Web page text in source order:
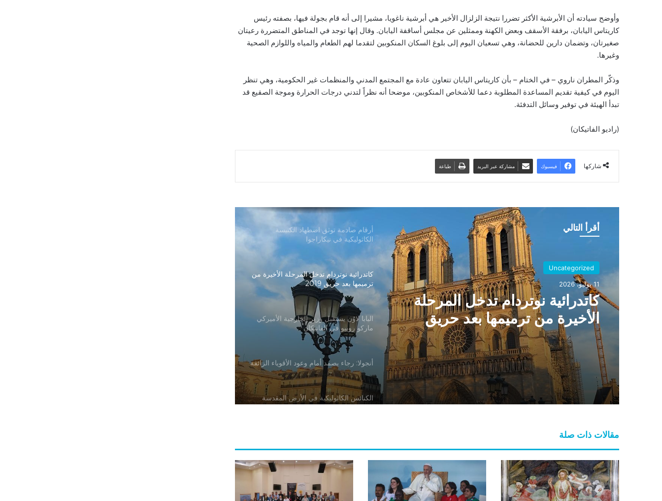
وأوضح سيادته أن الأبرشية الأكثر تضررا نتيجة الزلزال الأخير هي أبرشية ناغويا، مشيرا إلى أنه قام بجولة فيها، بصفته رئيس
كاريتاس اليابان، برفقة الأسقف وبعض الكهنة وممثلين عن مجلس أساقفة اليابان. وقال إنها توجد في المناطق المتضررة رعيتان
صغيرتان، وتضمان دارين للحضانة، وهي تسعيان اليوم إلى بلوغ السكان المنكوبين لتقدما لهم الطعام والمياه واللوازم الصحية
وغيرها.
وذكّر المطران ناروي – في الختام – بأن كاريتاس اليابان تتعاون عادة مع المجتمع المدني والمنظمات غير الحكومية، وهي تنظر
اليوم في كيفية تقديم المساعدة المطلوبة دعما للأشخاص المنكوبين، موضحا أنه نظراً لتدني درجات الحرارة وموجة الصقيع قد
تبدأ الهيئة في توفير وسائل التدفئة.
(راديو الفاتيكان)
شاركها فيسبوك مشاركة عبر البريد طباعة
أقرأ التالي
Uncategorized
11 يوليو، 2026
كاتدرائية نوتردام تدخل المرحلة
الأخيرة من ترميمها بعد حريق
2019
الصراع في الشرق الأوسط
دعوة مشتركة لتجديد الإيمان وترسيخ السلام
الأرض المقدسة وساعدوا في تعزيز الحوار
بطريركا الأقباط الكاثوليك والروم الكاثوليك
أرقام صادمة توثق اضطهاد الكنيسة
الكاثوليكية في نيكاراجوا
كاتدرائية نوتردام تدخل المرحلة الأخيرة من
ترميمها بعد حريق 2019
البابا لاوُن يستقبل وزير الخارجية الأميركي
ماركو روبيو في الفاتيكان
أنجولا: رجاء يصمد أمام وعود الأقوياء الزائفة
الكنائس الكاثوليكية في الأرض المقدسة
تدين تدنيس تمثال المسيح المصلوب
الصراع في الشرق الأوسط
الكاردينال بيتسابالا: الكنيسة لن تتخلى أبدًا
عن المحتاجين في غزة
مقالات ذات صلة